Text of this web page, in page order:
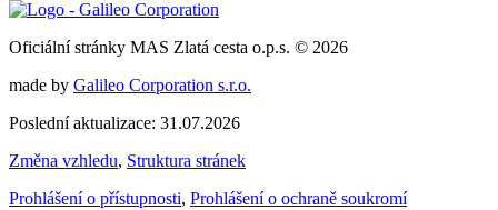
Oficiální stránky MAS Zlatá cesta o.p.s. © 2026
made by Galileo Corporation s.r.o.
Poslední aktualizace: 31.07.2026
Změna vzhledu, Struktura stránek
Prohlášení o přístupnosti, Prohlášení o ochraně soukromí